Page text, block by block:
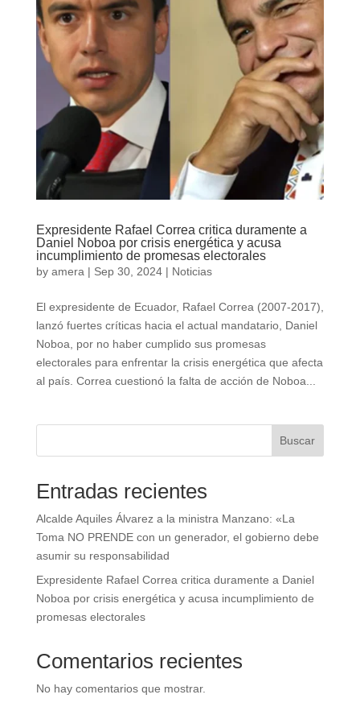
Expresidente Rafael Correa critica duramente a
Daniel Noboa por crisis energética y acusa
incumplimiento de promesas electorales
by amera | Sep 30, 2024| Noticias
El expresidente de Ecuador, Rafael Correa (2007-2017),
lanzó fuertes críticas hacia el actual mandatario, Daniel
Noboa, por no haber cumplido sus promesas
electorales para enfrentar la crisis energética que afecta
al país. Correa cuestionó la falta de acción de Noboa...
Buscar
Entradas recientes
Alcalde Aquiles Álvarez a la ministra Manzano: «La
Toma NO PRENDE con un generador, el gobierno debe
asumir su responsabilidad
Expresidente Rafael Correa critica duramente a Daniel
Noboa por crisis energética y acusa incumplimiento de
promesas electorales
Comentarios recientes
No hay comentarios que mostrar.